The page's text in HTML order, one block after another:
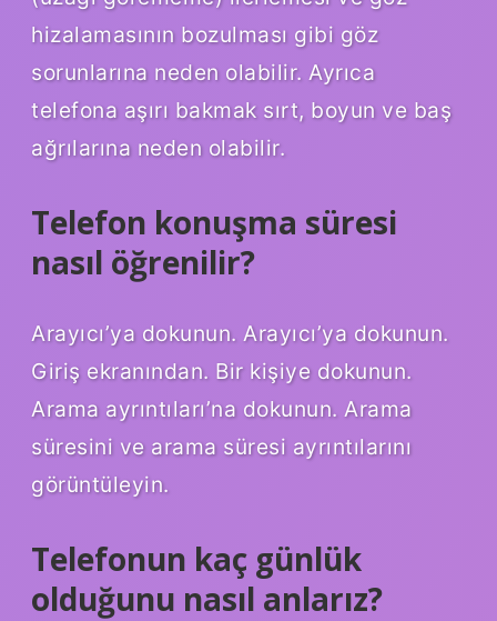
hizalamasının bozulması gibi göz
sorunlarına neden olabilir. Ayrıca
telefona aşırı bakmak sırt, boyun ve baş
ağrılarına neden olabilir.
Telefon konuşma süresi
nasıl öğrenilir?
Arayıcı’ya dokunun. Arayıcı’ya dokunun.
Giriş ekranından. Bir kişiye dokunun.
Arama ayrıntıları’na dokunun. Arama
süresini ve arama süresi ayrıntılarını
görüntüleyin.
Telefonun kaç günlük
olduğunu nasıl anlarız?